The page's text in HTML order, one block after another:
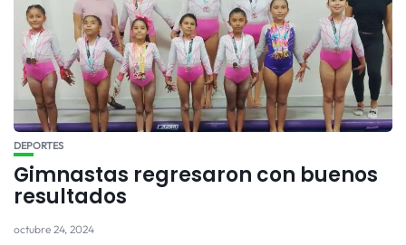
DEPORTES
Gimnastas regresaron con buenos
resultados
octubre 24, 2024